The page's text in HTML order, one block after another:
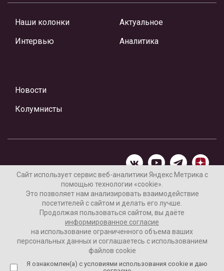
Наши колонки
Интервью
Актуальное
Аналитика
Новости
Колумнисты
Материалы предоставлены редакцией Интернет-газеты
«Ваши новости»
Нашли ошибку? Выделите ее и нажмите Ctrl+Enter
Согласие пользователя на обработку данных
Сайт использует сервис веб-аналитики Яндекс Метрика с
помощью технологии «cookie».
Это позволяет нам анализировать взаимодействие
посетителей с сайтом и делать его лучше.
Продолжая пользоваться сайтом, вы даёте
информированное согласие
на использование ограниченного объема ваших
персональных данных и соглашаетесь с использованием
файлов cookie
Я ознакомлен(а) с условиями использования cookie и даю